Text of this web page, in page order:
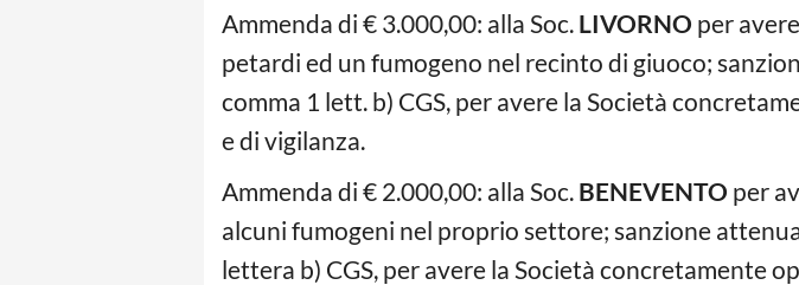
Ammenda di € 3.000,00: alla Soc. LIVORNO per
petardi ed un fumogeno nel recinto di giuoco;
comma 1 lett. b) CGS, per avere la Società
e di vigilanza.
Ammenda di € 2.000,00: alla Soc. BENEVENTO per
alcuni fumogeni nel proprio settore; sanzione
lettera b) CGS, per avere la Società concretamente